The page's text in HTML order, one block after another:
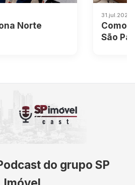
Norte
31.jul.2026
Como
São
do grupo SP